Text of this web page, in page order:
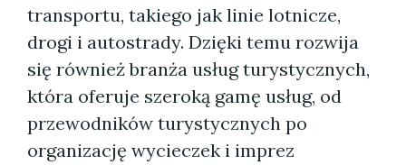
transportu, takiego jak linie lotnicze,
drogi i autostrady. Dzięki temu rozwija
się również branża usług turystycznych,
która oferuje szeroką gamę usług, od
przewodników turystycznych po
organizację wycieczek i imprez